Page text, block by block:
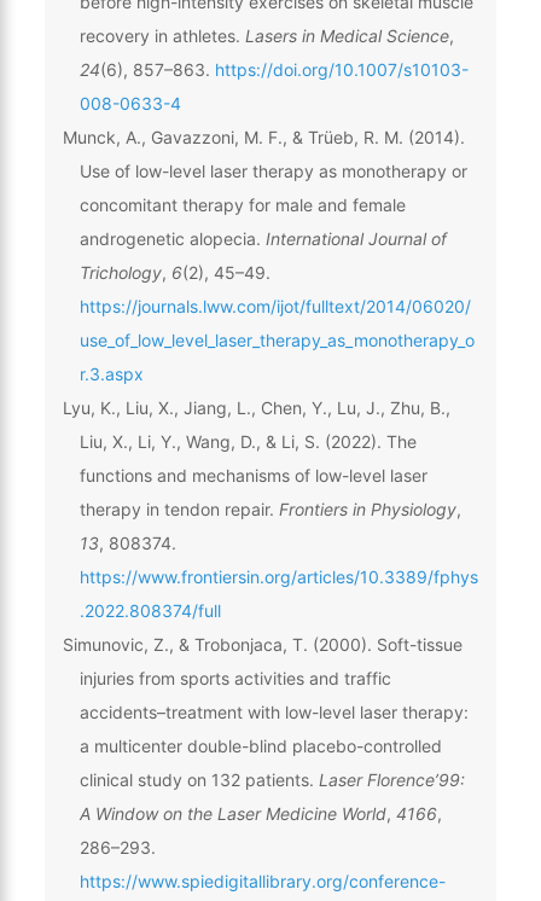
recovery in athletes. Lasers in Medical Science,
24(6), 857–863. https://doi.org/10.1007/s10103-
008-0633-4
Munck, A., Gavazzoni, M. F., & Trüeb, R. M. (2014).
Use of low-level laser therapy as monotherapy or
concomitant therapy for male and female
androgenetic alopecia. International Journal of
Trichology, 6(2), 45–49.
https://journals.lww.com/ijot/fulltext/2014/06020/
use_of_low_level_laser_therapy_as_monotherapy_o
r.3.aspx
Lyu, K., Liu, X., Jiang, L., Chen, Y., Lu, J., Zhu, B.,
Liu, X., Li, Y., Wang, D., & Li, S. (2022). The
functions and mechanisms of low-level laser
therapy in tendon repair. Frontiers in Physiology,
13, 808374.
https://www.frontiersin.org/articles/10.3389/fphys
.2022.808374/full
Simunovic, Z., & Trobonjaca, T. (2000). Soft-tissue
injuries from sports activities and traffic
accidents–treatment with low-level laser therapy:
a multicenter double-blind placebo-controlled
clinical study on 132 patients. Laser Florence’99:
A Window on the Laser Medicine World, 4166,
286–293.
https://www.spiedigitallibrary.org/conference-